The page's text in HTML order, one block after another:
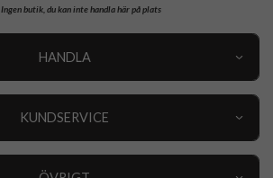
Ingen butik, du kan inte handla här på plats
HANDLA
KUNDSERVICE